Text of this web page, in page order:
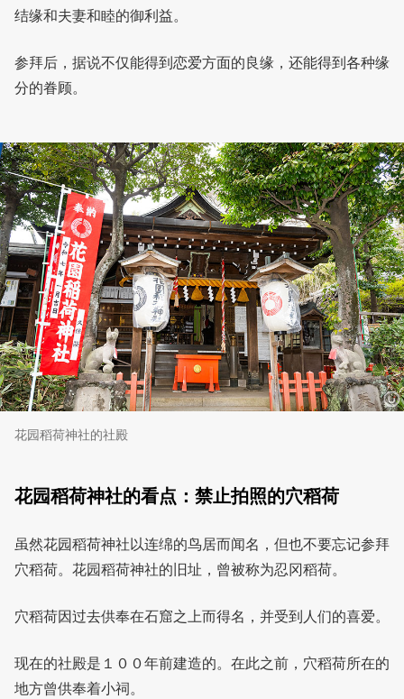
结缘和夫妻和睦的御利益。
参拜后，据说不仅能得到恋爱方面的良缘，还能得到各种缘
分的眷顾。
花园稻荷神社的社殿
花园稻荷神社的看点：禁止拍照的穴稻荷
虽然花园稻荷神社以连绵的鸟居而闻名，但也不要忘记参拜
穴稻荷。花园稻荷神社的旧址，曾被称为忍冈稻荷。
穴稻荷因过去供奉在石窟之上而得名，并受到人们的喜爱。
现在的社殿是１００年前建造的。在此之前，穴稻荷所在的
地方曾供奉着小祠。